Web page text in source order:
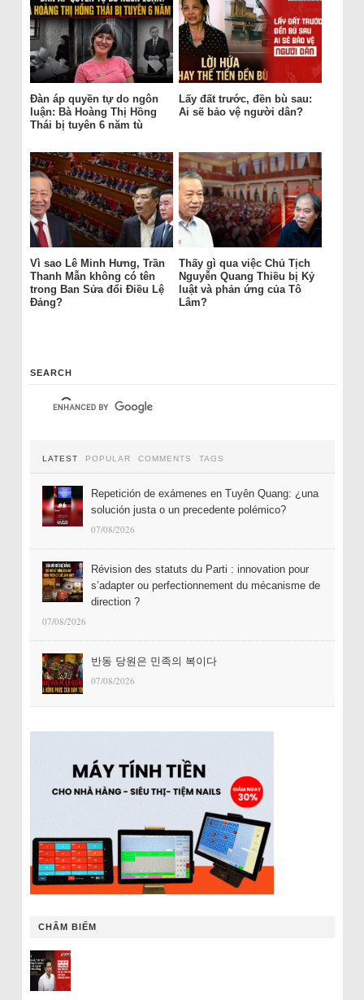
Đàn áp quyền tự do ngôn
luận: Bà Hoàng Thị Hồng
Thái bị tuyên 6 năm tù
Lấy đất trước, đền bù sau:
Ai sẽ bảo vệ người dân?
Vì sao Lê Minh Hưng, Trần
Thanh Mẫn không có tên
trong Ban Sửa đổi Điều Lệ
Đảng?
Thấy gì qua việc Chủ Tịch
Nguyễn Quang Thiều bị Kỷ
luật và phản ứng của Tô
Lâm?
SEARCH
LATEST POPULAR COMMENTS TAGS
Repetición de exámenes en Tuyên Quang: ¿una
solución justa o un precedente polémico?
07/08/2026
Révision des statuts du Parti : innovation pour
s’adapter ou perfectionnement du mécanisme de
direction ?
07/08/2026
반동 당원은 민족의 복이다
07/08/2026
CHÂM BIẾM